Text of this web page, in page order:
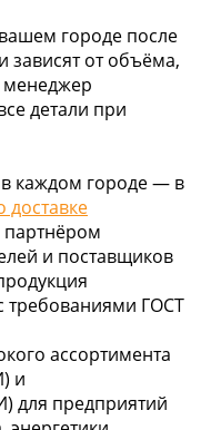
городе после
зависят от объёма,
менеджер
детали при
каждом городе — в
доставке
партнёром
и поставщиков
требованиями ГОСТ
ассортимента
и
для предприятий